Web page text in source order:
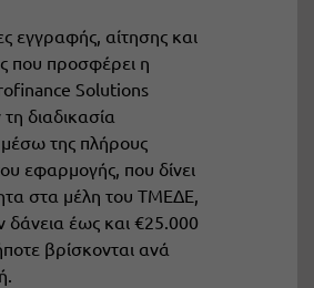
εγγραφής, αίτησης και
που προσφέρει η
Solutions
διαδικασία
της πλήρους
εφαρμογής, που δίνει
στα μέλη του ΤΜΕΔΕ,
δάνεια έως και €25.000
βρίσκονται ανά